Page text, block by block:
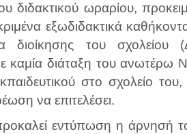
διδακτικού ωραρίου,
εξωδιδακτικά
του σχολείου
καμία διάταξη του ανωτέρω
στο σχολείο
να επιτελέσει.
εντύπωση η άρνησή